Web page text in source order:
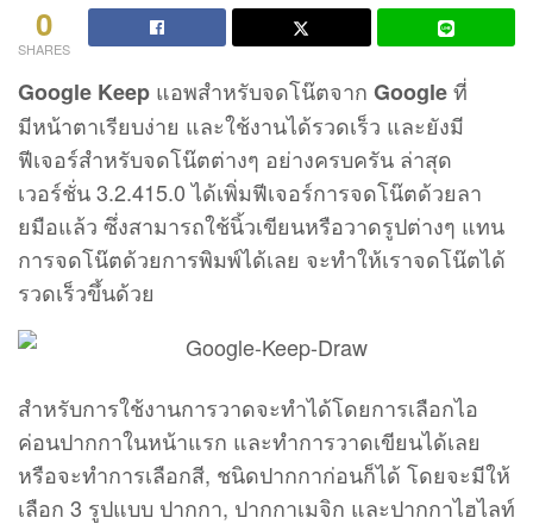
0
SHARES
Google Keep แอพสำหรับจดโน๊ตจาก Googleที่
มีหน้าตาเรียบง่าย และใช้งานได้รวดเร็ว และยังมี
ฟีเจอร์สำหรับจดโน๊ตต่างๆ อย่างครบครัน ล่าสุด
เวอร์ชั่น 3.2.415.0 ได้เพิ่มฟีเจอร์การจดโน๊ตด้วยลา
ยมือแล้ว ซึ่งสามารถใช้นิ้วเขียนหรือวาดรูปต่างๆ แทน
การจดโน๊ตด้วยการพิมพ์ได้เลย จะทำให้เราจดโน๊ตได้
รวดเร็วขึ้นด้วย
สำหรับการใช้งานการวาดจะทำได้โดยการเลือกไอ
ค่อนปากกาในหน้าแรก และทำการวาดเขียนได้เลย
หรือจะทำการเลือกสี, ชนิดปากกาก่อนก็ได้ โดยจะมีให้
เลือก 3 รูปแบบ ปากกา, ปากกาเมจิก และปากกาไฮไลท์